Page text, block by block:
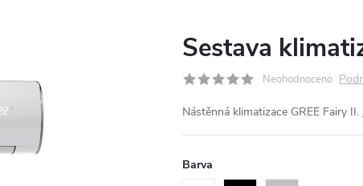
Sestava
Neohodnoceno
Nástěnná klimatizace GREE Fairy II.
Barva